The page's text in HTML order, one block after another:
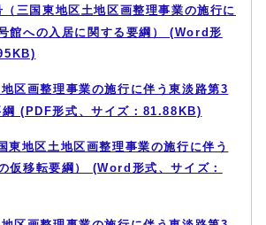
三国東地区土地区画整理事業の施行に
館への入居に関する要綱） (Word形
区画整理事業の施行に伴う東淡路第3
綱 (PDF形式、サイズ：81.88KB)
東地区土地区画整理事業の施行に伴う
仮移転要綱） (Word形式、サイズ：